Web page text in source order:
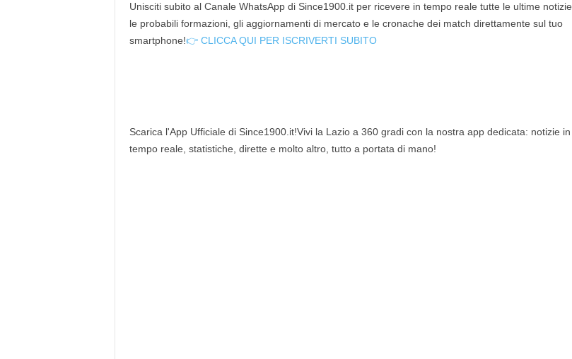
Unisciti subito al Canale WhatsApp di Since1900.it per ricevere in tempo reale tutte le ultime notizie,
le probabili formazioni, gli aggiornamenti di mercato e le cronache dei match direttamente sul tuo
smartphone!👉 CLICCA QUI PER ISCRIVERTI SUBITO
Scarica l'App Ufficiale di Since1900.it!Vivi la Lazio a 360 gradi con la nostra app dedicata: notizie in
tempo reale, statistiche, dirette e molto altro, tutto a portata di mano!